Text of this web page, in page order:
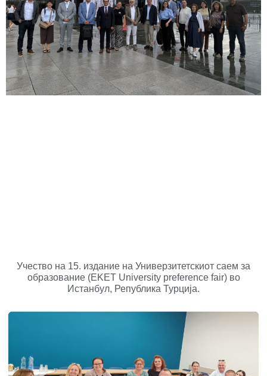
Учество на 15. издание на Универзитетскиот саем за
образование (EKET University preference fair) во
Истанбул, Република Турција.